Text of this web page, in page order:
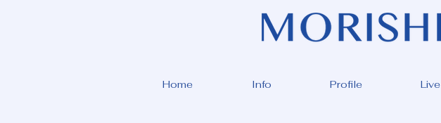
Home Info Profile Live